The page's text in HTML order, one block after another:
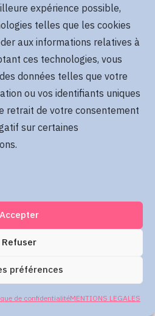
expérience possible,
telles que les cookies
aux informations relatives à
ces technologies, vous
données telles que votre
ou vos identifiants uniques
retrait de votre consentement
sur certaines
Accepter
Refuser
préférences
de confidentialitéMENTIONS LEGALES
passe oublié